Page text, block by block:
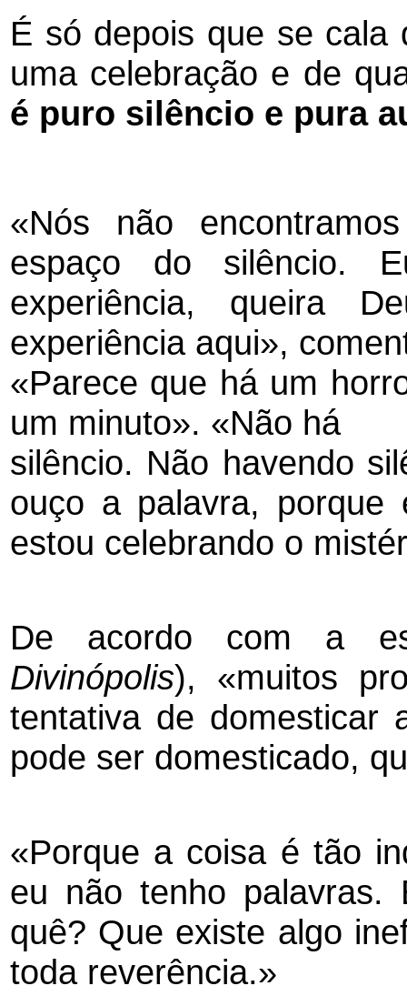
É só depois que se cala
uma celebração e de
é puro silêncio e pura
«Nós não
espaço do silêncio.
experiência, queira
experiência aqui»,
«Parece que há um
um minuto». «Não há
silêncio. Não havendo
ouço a palavra,
estou celebrando o
De acordo com a
Divinópolis), «muitos
tentativa de domesticar
pode ser domesticado,
«Porque a coisa é tão
eu não tenho
quê? Que existe algo
toda reverência.»